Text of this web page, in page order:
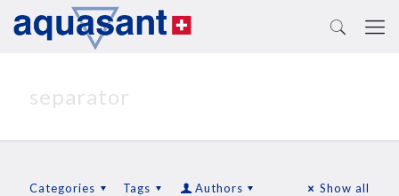
separator
Categories Tags Authors Show all